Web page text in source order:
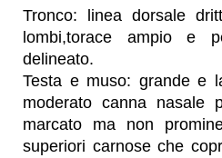
Tronco: linea dorsale
lombi,torace ampio e
delineato.
Testa e muso: grande e
moderato canna nasale
marcato ma non
superiori carnose che